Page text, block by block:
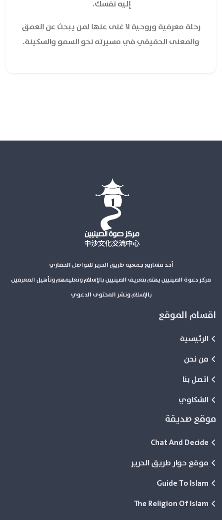
إليه نفسك.
رحلة معرفية وروحية لا غنى عنها لمن يبحث عن العمق
والمعنى الحقيقي في مسيرته نحو السمو والسكينة.
أحد مشاريع جمعية طريق الحرير للتواصل الحضاري
مركز دعوة الصينيين يهتم بتعريف الصينيين بالإسلام وتعليمهم وتأهيل المعرفين
بالإسلام ونشر المحتوى الدعوي
اقسام الموقع
الرئيسية
من نحن
اتصل بنا
الشكاوي
موقع صديقة
Chat And Decide
موقع حوار طريق الحرير
Guide To Islam
The Religion Of Islam